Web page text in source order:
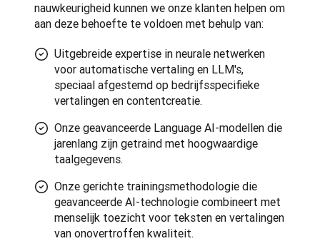
nauwkeurigheid kunnen we onze klanten helpen om
aan deze behoefte te voldoen met behulp van:
Uitgebreide expertise in neurale netwerken
voor automatische vertaling en LLM's,
speciaal afgestemd op bedrijfsspecifieke
vertalingen en contentcreatie.
Onze geavanceerde Language AI-modellen die
jarenlang zijn getraind met hoogwaardige
taalgegevens.
Onze gerichte trainingsmethodologie die
geavanceerde AI-technologie combineert met
menselijk toezicht voor teksten en vertalingen
van onovertroffen kwaliteit.